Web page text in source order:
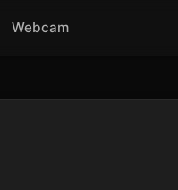
Webcam